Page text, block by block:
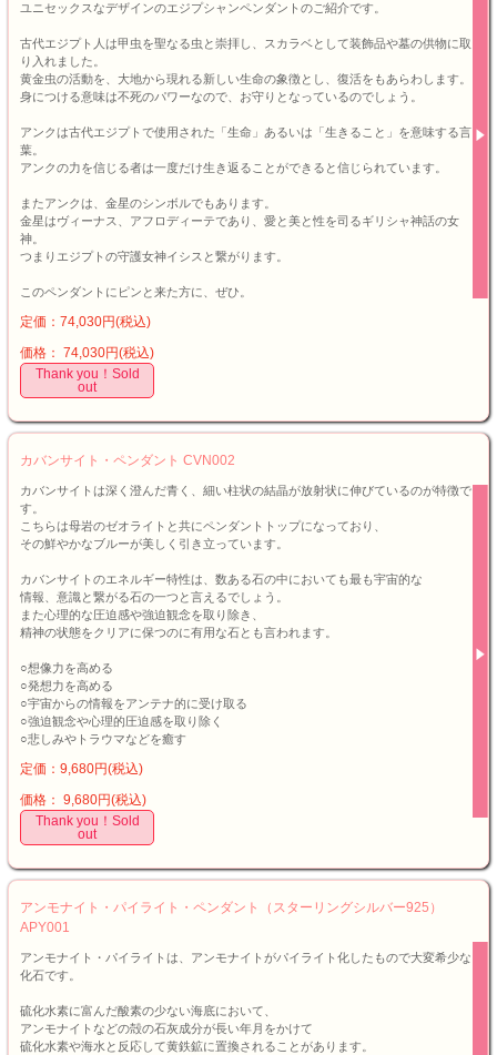
ユニセックスなデザインのエジプシャンペンダントのご紹介です。
古代エジプト人は甲虫を聖なる虫と崇拝し、スカラベとして装飾品や墓の供物に取
り入れました。
黄金虫の活動を、大地から現れる新しい生命の象徴とし、復活をもあらわします。
身につける意味は不死のパワーなので、お守りとなっているのでしょう。
アンクは古代エジプトで使用された「生命」あるいは「生きること」を意味する言
葉。
アンクの力を信じる者は一度だけ生き返ることができると信じられています。
またアンクは、金星のシンボルでもあります。
金星はヴィーナス、アフロディーテであり、愛と美と性を司るギリシャ神話の女
神。
つまりエジプトの守護女神イシスと繋がります。
このペンダントにピンと来た方に、ぜひ。
定価：74,030円(税込)
価格： 74,030円(税込)
Thank you！Sold
out
カバンサイト・ペンダント CVN002
カバンサイトは深く澄んだ青く、細い柱状の結晶が放射状に伸びているのが特徴で
す。
こちらは母岩のゼオライトと共にペンダントトップになっており、
その鮮やかなブルーが美しく引き立っています。
カバンサイトのエネルギー特性は、数ある石の中においても最も宇宙的な
情報、意識と繋がる石の一つと言えるでしょう。
また心理的な圧迫感や強迫観念を取り除き、
精神の状態をクリアに保つのに有用な石とも言われます。
○想像力を高める
○発想力を高める
○宇宙からの情報をアンテナ的に受け取る
○強迫観念や心理的圧迫感を取り除く
○悲しみやトラウマなどを癒す
定価：9,680円(税込)
価格： 9,680円(税込)
Thank you！Sold
out
アンモナイト・パイライト・ペンダント（スターリングシルバー925）
APY001
アンモナイト・パイライトは、アンモナイトがパイライト化したもので大変希少な
化石です。
硫化水素に富んだ酸素の少ない海底において、
アンモナイトなどの殻の石灰成分が長い年月をかけて
硫化水素や海水と反応して黄鉄鉱に置換されることがあります。